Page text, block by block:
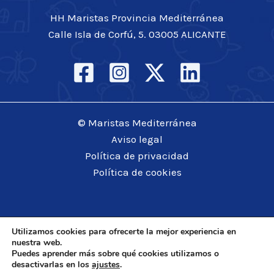
HH Maristas Provincia Mediterránea
Calle Isla de Corfú, 5. 03005 ALICANTE
© Maristas Mediterránea
Aviso legal
Política de privacidad
Política de cookies
Utilizamos cookies para ofrecerte la mejor experiencia en
nuestra web.
Puedes aprender más sobre qué cookies utilizamos o
desactivarlas en los ajustes.